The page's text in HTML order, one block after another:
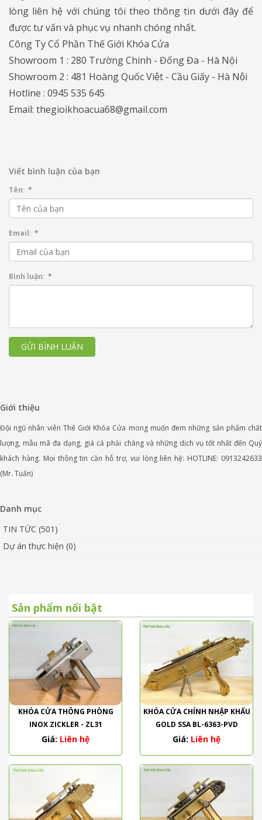
lòng liên hệ với chúng tôi theo thông tin dưới đây để
được tư vấn và phục vụ nhanh chóng nhất.
Công Ty Cổ Phần Thế Giới Khóa Cửa
Showroom 1 : 280 Trường Chinh - Đống Đa - Hà Nội
Showroom 2 : 481 Hoàng Quốc Việt - Cầu Giấy - Hà Nội
Hotline : 0945 535 645
Email: thegioikhoacua68@gmail.com
Viết bình luận của bạn
Tên: *
Email: *
Bình luận: *
GỬI BÌNH LUẬN
Giới thiệu
Đội ngũ nhân viên Thế Giới Khóa Cửa mong muốn đem những sản phẩm chất
lượng, mẫu mã đa dạng, giá cả phải chăng và những dịch vụ tốt nhất đến Quý
khách hàng. Mọi thông tin cần hỗ trợ, vui lòng liên hệ: HOTLINE: 0913242633
(Mr. Tuấn)
Danh mục
TIN TỨC (501)
Dự án thực hiện (0)
Sản phẩm nổi bật
KHÓA CỬA THÔNG PHÒNG
INOX ZICKLER - ZL31
Giá: Liên hệ
KHÓA CỬA CHÍNH NHẬP KHẨU
GOLD SSA BL-6363-PVD
Giá: Liên hệ